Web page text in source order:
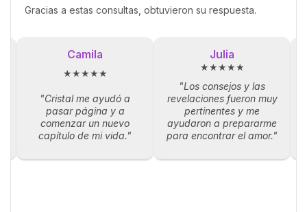
Gracias a estas consultas, obtuvieron su respuesta.
Camila
★★★★★
"Cristal me ayudó a
pasar página y a
comenzar un nuevo
capítulo de mi vida."
Julia
★★★★★
"Los consejos y las
revelaciones fueron muy
pertinentes y me
ayudaron a prepararme
para encontrar el amor."